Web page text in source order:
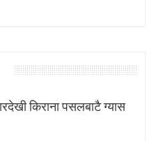
किराना पसलबाटै ग्यास